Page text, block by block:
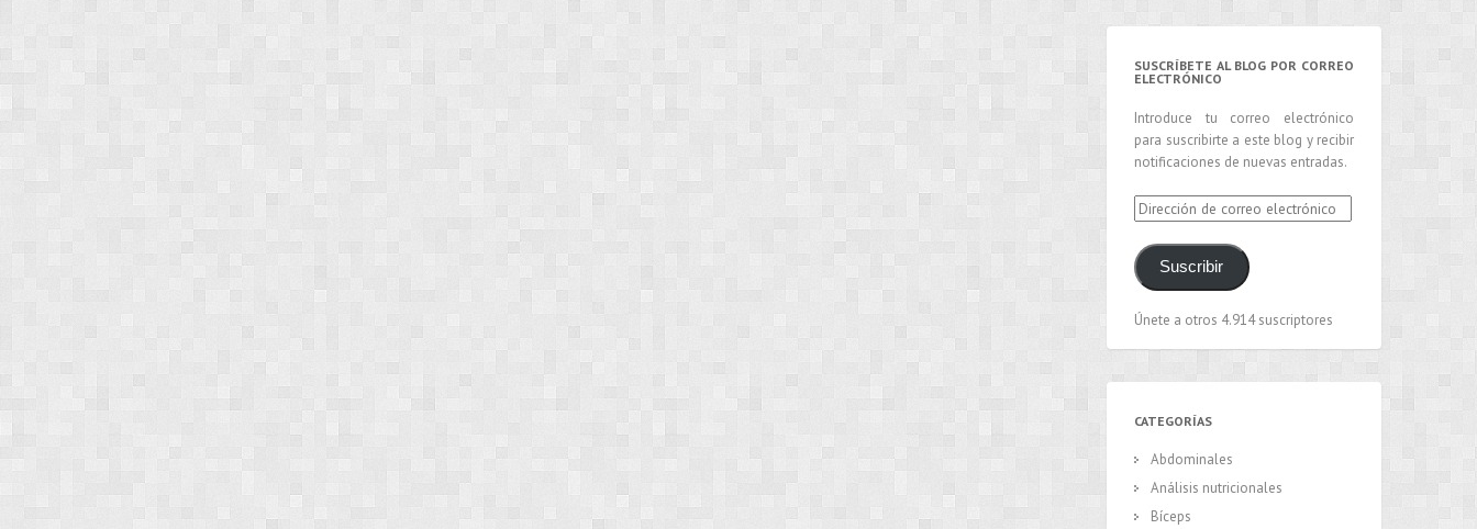
SUSCRÍBETE AL BLOG POR CORREO
ELECTRÓNICO
Introduce tu correo electrónico
para suscribirte a este blog y recibir
notificaciones de nuevas entradas.
Dirección
de
correo
electrónico
Suscribir
Únete a otros 4.914 suscriptores
CATEGORÍAS
Abdominales
Análisis nutricionales
Bíceps